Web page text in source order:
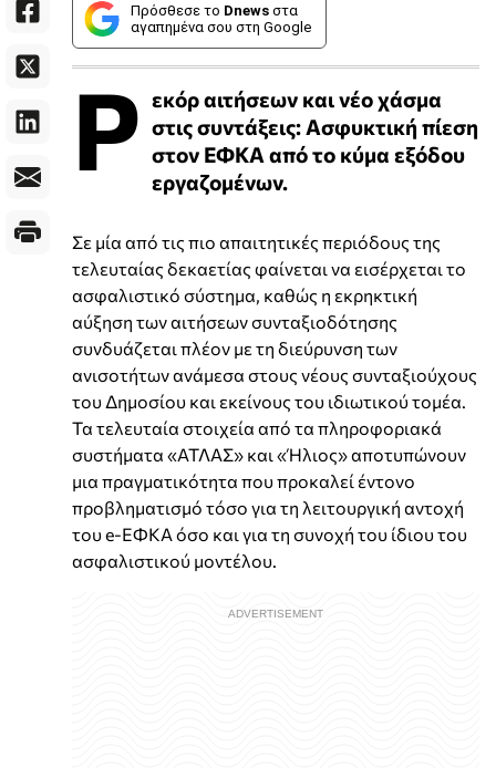
Πρόσθεσε το Dnews στα
αγαπημένα σου στη Google
Ρ εκόρ αιτήσεων και νέο χάσμα
στις συντάξεις: Ασφυκτική πίεση
στον ΕΦΚΑ από το κύμα εξόδου
εργαζομένων.
Σε μία από τις πιο απαιτητικές περιόδους της
τελευταίας δεκαετίας φαίνεται να εισέρχεται το
ασφαλιστικό σύστημα, καθώς η εκρηκτική
αύξηση των αιτήσεων συνταξιοδότησης
συνδυάζεται πλέον με τη διεύρυνση των
ανισοτήτων ανάμεσα στους νέους συνταξιούχους
του Δημοσίου και εκείνους του ιδιωτικού τομέα.
Τα τελευταία στοιχεία από τα πληροφοριακά
συστήματα «ΑΤΛΑΣ» και «Ήλιος» αποτυπώνουν
μια πραγματικότητα που προκαλεί έντονο
προβληματισμό τόσο για τη λειτουργική αντοχή
του e-ΕΦΚΑ όσο και για τη συνοχή του ίδιου του
ασφαλιστικού μοντέλου.